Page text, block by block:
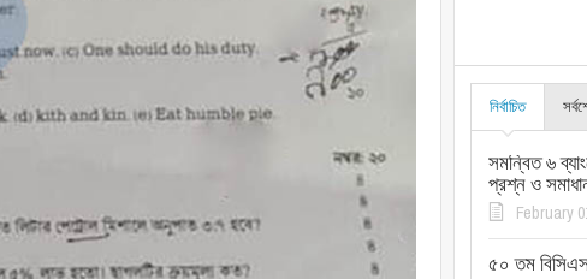
নির্বাচিত
সমন্বিত ৬
প্রশ্ন ও
February
৫০ তম বিসিএস